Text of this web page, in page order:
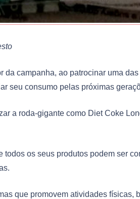
da campanha, ao patrocinar uma
seu consumo pelas próximas
a roda-gigante como Diet Coke
todos os seus produtos podem ser
que promovem atividades físicas,